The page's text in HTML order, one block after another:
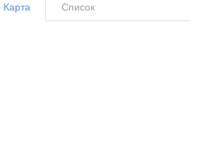
Карта Список